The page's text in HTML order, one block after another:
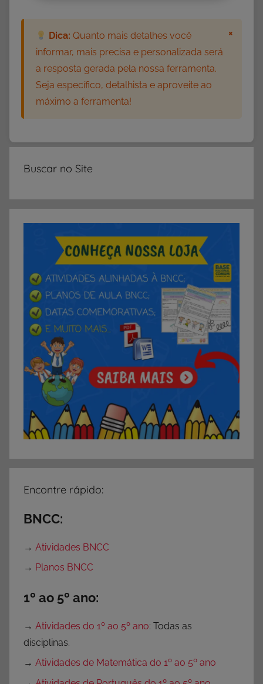
Dica: Quanto mais detalhes você
informar, mais precisa e personalizada será
a resposta gerada pela nossa ferramenta.
Seja específico, detalhista e aproveite ao
máximo a ferramenta!
×
Buscar no Site
Encontre rápido:
BNCC:
→ Atividades BNCC
→ Planos BNCC
1º ao 5º ano:
→ Atividades do 1º ao 5º ano: Todas as
disciplinas.
→ Atividades de Matemática do 1º ao 5º ano